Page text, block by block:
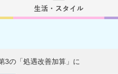
の「処遇改善加算」に